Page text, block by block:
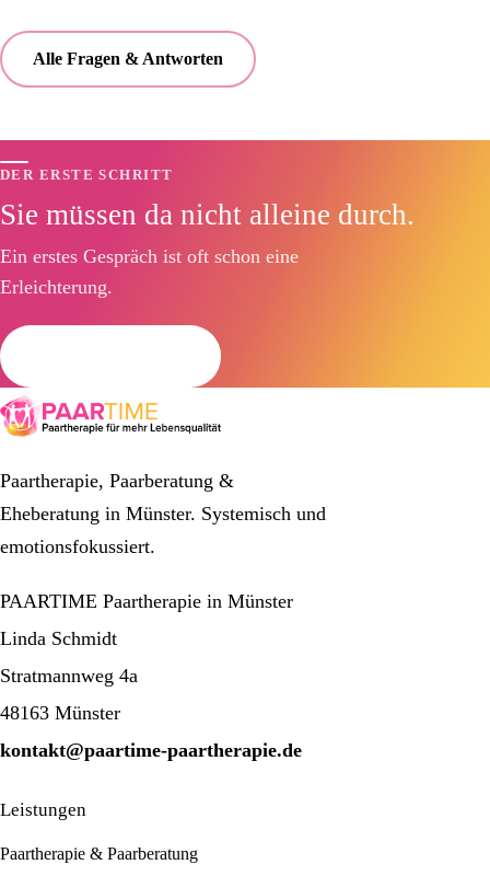
Alle Fragen & Antworten
DER ERSTE SCHRITT
Sie müssen da nicht alleine durch.
Ein erstes Gespräch ist oft schon eine
Erleichterung.
Paartherapie, Paarberatung &
Eheberatung in Münster. Systemisch und
emotionsfokussiert.
PAARTIME Paartherapie in Münster
Linda Schmidt
Stratmannweg 4a
48163 Münster
kontakt@paartime-paartherapie.de
Leistungen
Paartherapie & Paarberatung